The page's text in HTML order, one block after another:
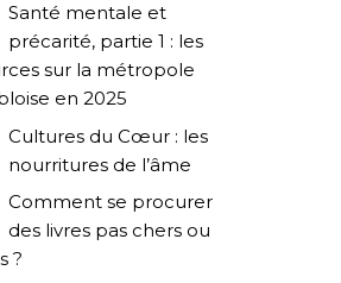
Santé mentale et
précarité, partie 1 : les
sur la métropole
en 2025
Cultures du Cœur : les
nourritures de l’âme
Comment se procurer
des livres pas chers ou
?